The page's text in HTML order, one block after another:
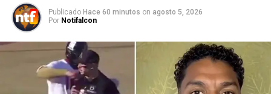
Publicado Hace 60 minutos on agosto 5, 2026
Por Notifalcon